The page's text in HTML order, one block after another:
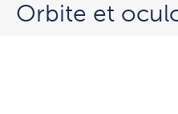
Orbite et